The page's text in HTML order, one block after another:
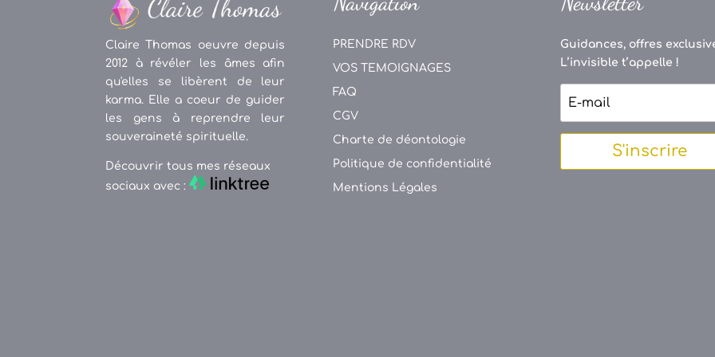
Claire Thomas oeuvre depuis
2012 à révéler les âmes afin
qu'elles se libèrent de leur
karma. Elle a coeur de guider
les gens à reprendre leur
souveraineté spirituelle.
Découvrir tous mes réseaux
sociaux avec :
PRENDRE RDV
VOS TEMOIGNAGES
FAQ
CGV
Charte de déontologie
Politique de confidentialité
Mentions Légales
Guidances, offres
L’invisible t’appelle !
S'inscrire